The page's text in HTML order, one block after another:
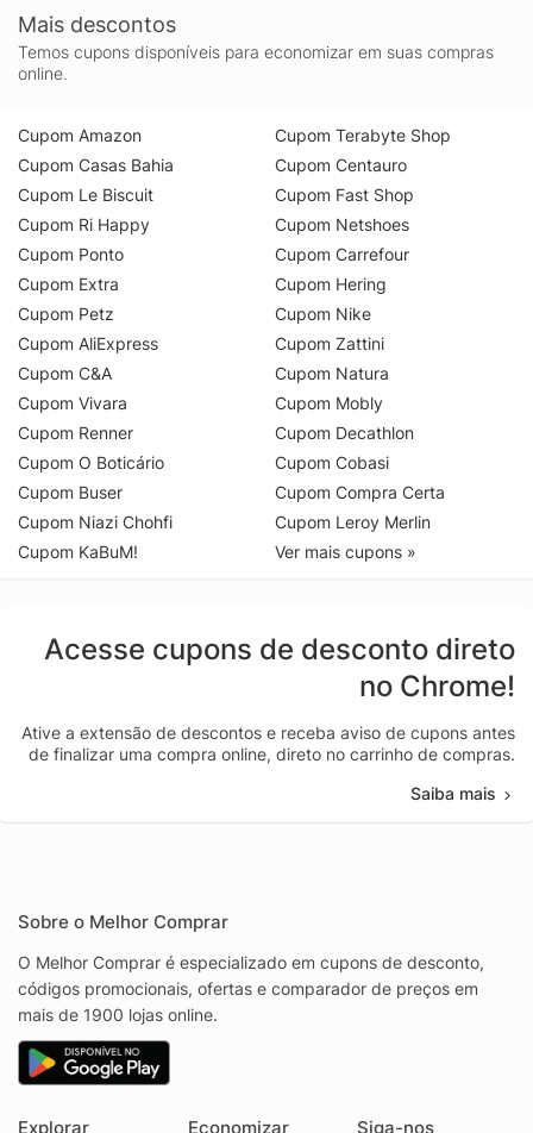
Mais descontos
Temos cupons disponíveis para economizar em suas compras
online.
Cupom Amazon
Cupom Casas Bahia
Cupom Le Biscuit
Cupom Ri Happy
Cupom Ponto
Cupom Extra
Cupom Petz
Cupom AliExpress
Cupom C&A
Cupom Vivara
Cupom Renner
Cupom O Boticário
Cupom Buser
Cupom Niazi Chohfi
Cupom KaBuM!
Cupom Terabyte Shop
Cupom Centauro
Cupom Fast Shop
Cupom Netshoes
Cupom Carrefour
Cupom Hering
Cupom Nike
Cupom Zattini
Cupom Natura
Cupom Mobly
Cupom Decathlon
Cupom Cobasi
Cupom Compra Certa
Cupom Leroy Merlin
Ver mais cupons »
Acesse cupons de desconto direto
no Chrome!
Ative a extensão de descontos e receba aviso de cupons antes
de finalizar uma compra online, direto no carrinho de compras.
Saiba mais
Sobre o Melhor Comprar
O Melhor Comprar é especializado em cupons de desconto,
códigos promocionais, ofertas e comparador de preços em
mais de 1900 lojas online.
Explorar Economizar Siga-nos